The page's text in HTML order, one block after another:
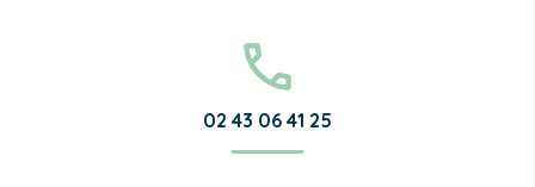
02 43 06 41 25